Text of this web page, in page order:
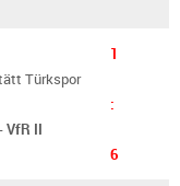
Türkspor
VfR II
1
:
6